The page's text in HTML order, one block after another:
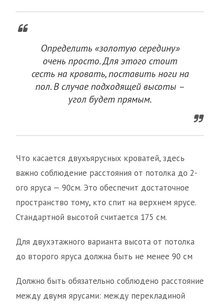
Определить «золотую середину»
очень просто. Для этого стоит
сесть на кровать, поставить ноги на
пол. В случае подходящей высоты –
угол будет прямым.
Что касается двухъярусных кроватей, здесь
важно соблюдение расстояния от потолка до 2-
ого яруса — 90см. Это обеспечит достаточное
пространство тому, кто спит на верхнем ярусе.
Стандартной высотой считается 175 см.
Для двухэтажного варианта высота от потолка
до второго яруса должна быть не менее 90 см
Должно быть обязательно соблюдено расстояние
между двумя ярусами: между перекладиной